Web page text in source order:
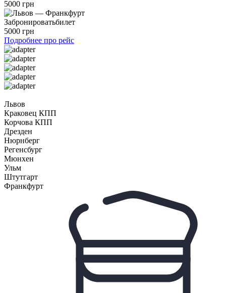
5000 грн
Забронироватьбилет
5000 грн
Подробнее про рейс
Львов
Краковец КПП
Корчова КПП
Дрезден
Нюрнберг
Регенсбург
Мюнхен
Ульм
Штутгарт
Франкфурт